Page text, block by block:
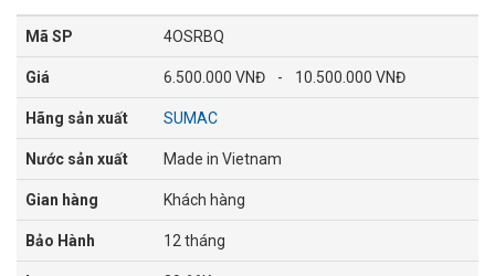
Mã SP 4OSRBQ
Giá 6.500.000 VNĐ - 10.500.000 VNĐ
Hãng sản xuất SUMAC
Nước sản xuất Made in Vietnam
Gian hàng Khách hàng
Bảo Hành 12 tháng